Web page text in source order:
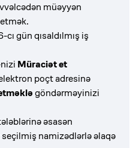
müəyyən
gün qısaldılmış iş
Müraciət et
poçt adresinə
göndərməyinizi
əsasən
namizədlərlə əlaqə